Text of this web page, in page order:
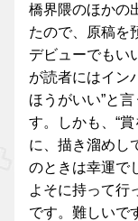
橋界隈のほかの
たので、原稿を
デビューでもい
が読者にはイン
ほうがいい”と
す。しかも、“
に、描き溜めし
のときは幸運で
よそに持って行
です。難しいで